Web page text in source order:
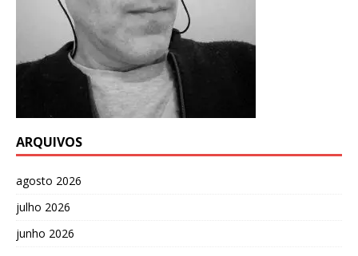
ARQUIVOS
agosto 2026
julho 2026
junho 2026